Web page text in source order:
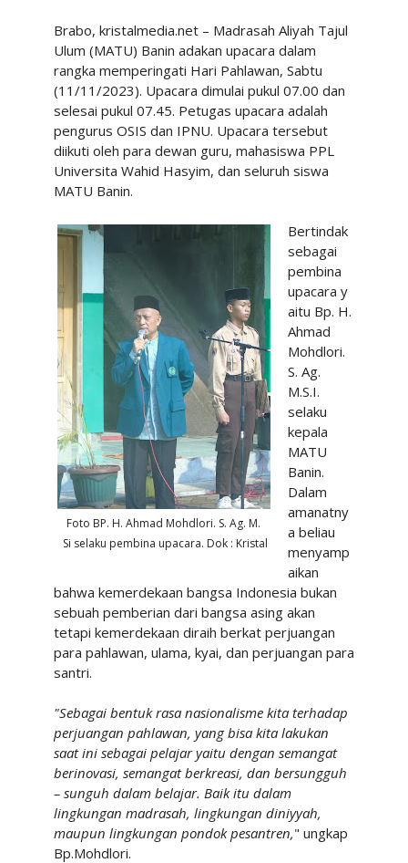
Brabo, kristalmedia.net – Madrasah Aliyah Tajul
Ulum (MATU) Banin adakan upacara dalam
rangka memperingati Hari Pahlawan, Sabtu
(11/11/2023). Upacara dimulai pukul 07.00 dan
selesai pukul 07.45. Petugas upacara adalah
pengurus OSIS dan IPNU. Upacara tersebut
diikuti oleh para dewan guru, mahasiswa PPL
Universita Wahid Hasyim, dan seluruh siswa
MATU Banin.
Foto BP. H. Ahmad Mohdlori. S. Ag. M.
Si selaku pembina upacara. Dok : Kristal
Bertindak
sebagai
pembina
upacara y
aitu Bp. H.
Ahmad
Mohdlori.
S. Ag.
M.S.I.
selaku
kepala
MATU
Banin.
Dalam
amanatny
a beliau
menyamp
aikan
bahwa kemerdekaan bangsa Indonesia bukan
sebuah pemberian dari bangsa asing akan
tetapi kemerdekaan diraih berkat perjuangan
para pahlawan, ulama, kyai, dan perjuangan para
santri.
"Sebagai bentuk rasa nasionalisme kita terhadap
perjuangan pahlawan, yang bisa kita lakukan
saat ini sebagai pelajar yaitu dengan semangat
berinovasi, semangat berkreasi, dan bersungguh
– sunguh dalam belajar. Baik itu dalam
lingkungan madrasah, lingkungan diniyyah,
maupun lingkungan pondok pesantren," ungkap
Bp.Mohdlori.